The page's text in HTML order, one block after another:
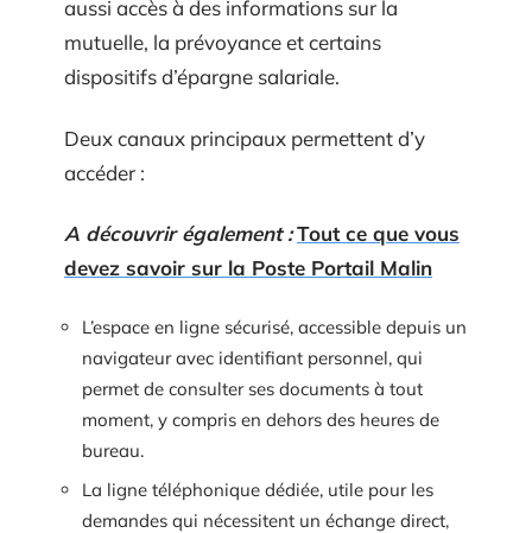
aussi accès à des informations sur la
mutuelle, la prévoyance et certains
dispositifs d’épargne salariale.
Deux canaux principaux permettent d’y
accéder :
A découvrir également :Tout ce que vous
devez savoir sur la Poste Portail Malin
L’espace en ligne sécurisé, accessible depuis un
navigateur avec identifiant personnel, qui
permet de consulter ses documents à tout
moment, y compris en dehors des heures de
bureau.
La ligne téléphonique dédiée, utile pour les
demandes qui nécessitent un échange direct,